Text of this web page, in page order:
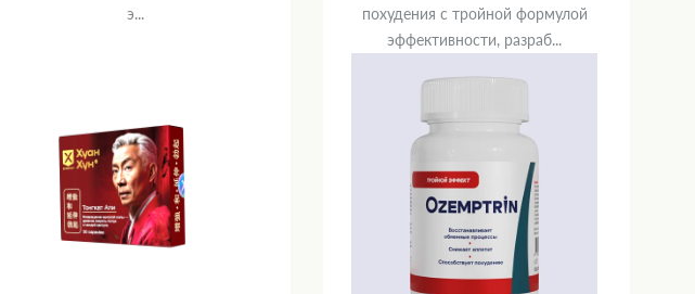
э...
похудения с тройной формулой
эффективности, разраб...